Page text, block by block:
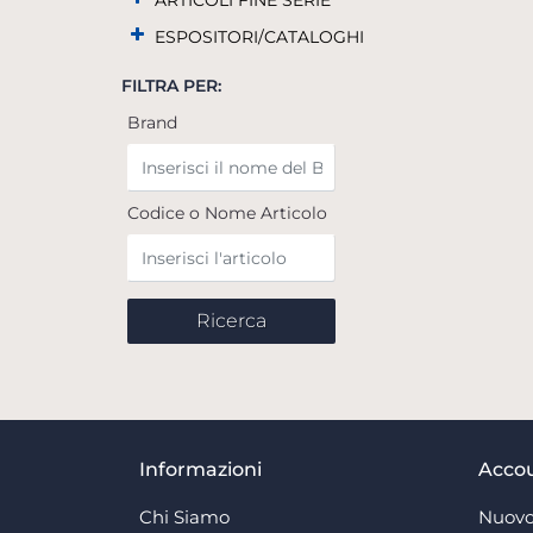
ESPOSITORI/CATALOGHI
FILTRA PER:
Brand
Codice o Nome Articolo
Informazioni
Chi Siamo